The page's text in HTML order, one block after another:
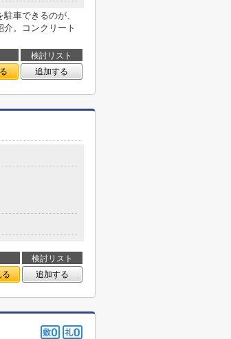
車できるのが、
。コンクリート
検討リスト
追加する
検討リスト
る 追加する